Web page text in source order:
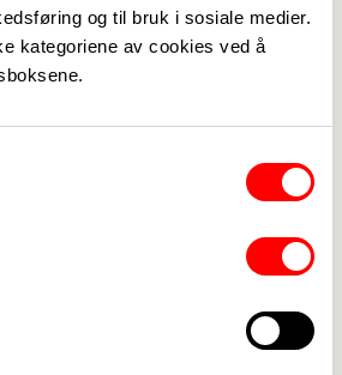
og til bruk i sosiale medier.
kategoriene av cookies ved å
årets Kirkemøte
nb-NO/om-kirken/slik-
teoLOgene på årets
kan hun nås på tlf.90140849